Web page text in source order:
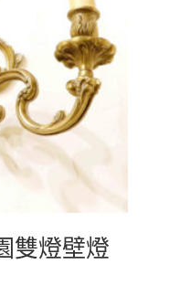
雙燈壁燈